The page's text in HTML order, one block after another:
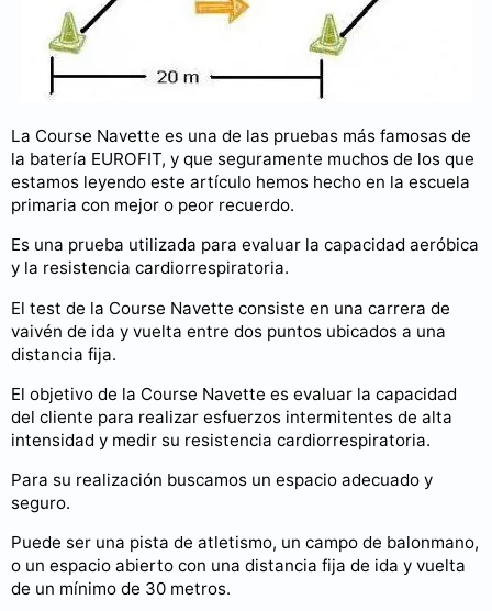
La Course Navette es una de las pruebas más famosas de
la batería EUROFIT, y que seguramente muchos de los que
estamos leyendo este artículo hemos hecho en la escuela
primaria con mejor o peor recuerdo.
Es una prueba utilizada para evaluar la capacidad aeróbica
y la resistencia cardiorrespiratoria.
El test de la Course Navette consiste en una carrera de
vaivén de ida y vuelta entre dos puntos ubicados a una
distancia fija.
El objetivo de la Course Navette es evaluar la capacidad
del cliente para realizar esfuerzos intermitentes de alta
intensidad y medir su resistencia cardiorrespiratoria.
Para su realización buscamos un espacio adecuado y
seguro.
Puede ser una pista de atletismo, un campo de balonmano,
o un espacio abierto con una distancia fija de ida y vuelta
de un mínimo de 30 metros.